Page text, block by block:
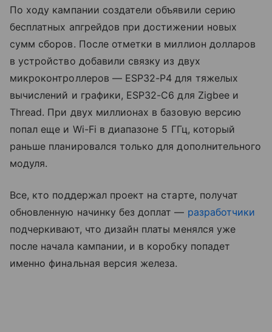
По ходу кампании создатели объявили серию
бесплатных апгрейдов при достижении новых
сумм сборов. После отметки в миллион долларов
в устройство добавили связку из двух
микроконтроллеров — ESP32-P4 для тяжелых
вычислений и графики, ESP32-C6 для Zigbee и
Thread. При двух миллионах в базовую версию
попал еще и Wi-Fi в диапазоне 5 ГГц, который
раньше планировался только для дополнительного
модуля.
Все, кто поддержал проект на старте, получат
обновленную начинку без доплат — разработчики
подчеркивают, что дизайн платы менялся уже
после начала кампании, и в коробку попадет
именно финальная версия железа.